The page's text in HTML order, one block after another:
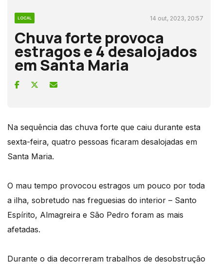
LOCAL 14 out, 2023, 20:57
Chuva forte provoca
estragos e 4 desalojados
em Santa Maria
Na sequência das chuva forte que caiu durante esta
sexta-feira, quatro pessoas ficaram desalojadas em
Santa Maria.
O mau tempo provocou estragos um pouco por toda
a ilha, sobretudo nas freguesias do interior – Santo
Espírito, Almagreira e São Pedro foram as mais
afetadas.
Durante o dia decorreram trabalhos de desobstrução